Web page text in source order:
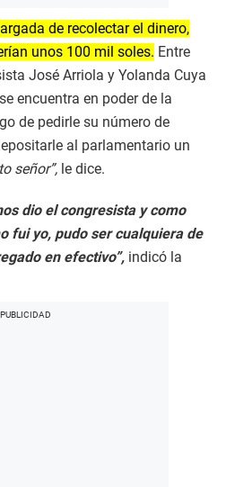
de recolectar el dinero,
unos 100 mil soles. Entre
José Arriola y Yolanda Cuya
encuentra en poder de la
de pedirle su número de
al parlamentario un
señor”, le dice.
dio el congresista y como
fui yo, pudo ser cualquiera de
en efectivo”, indicó la